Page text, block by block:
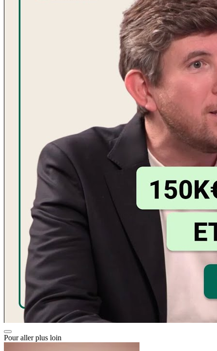
Pour aller plus loin